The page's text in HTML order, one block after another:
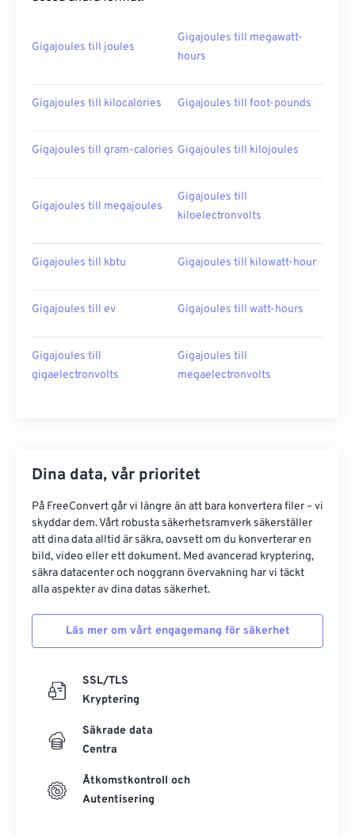
Gigajoules till joules
Gigajoules till megawatt-
hours
Gigajoules till kilocalories Gigajoules till foot-pounds
Gigajoules till gram-calories Gigajoules till kilojoules
Gigajoules till megajoules
Gigajoules till
kiloelectronvolts
Gigajoules till kbtu Gigajoules till kilowatt-hour
Gigajoules till ev Gigajoules till watt-hours
Gigajoules till
gigaelectronvolts
Gigajoules till
megaelectronvolts
Dina data, vår prioritet
På FreeConvert går vi längre än att bara konvertera filer – vi
skyddar dem. Vårt robusta säkerhetsramverk säkerställer
att dina data alltid är säkra, oavsett om du konverterar en
bild, video eller ett dokument. Med avancerad kryptering,
säkra datacenter och noggrann övervakning har vi täckt
alla aspekter av dina datas säkerhet.
Läs mer om vårt engagemang för säkerhet
SSL/TLS
Kryptering
Säkrade data
Centra
Åtkomstkontroll och
Autentisering